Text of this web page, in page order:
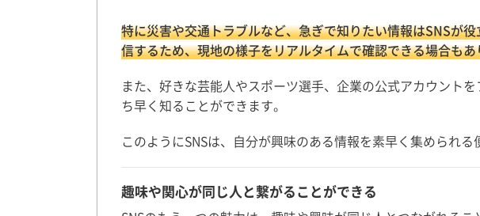
特に災害や交通トラブルなど、急ぎで知りたい情報はSNSが
信するため、現地の様子をリアルタイムで確認できる場合も
また、好きな芸能人やスポーツ選手、企業の公式アカウント
ち早く知ることができます。
このようにSNSは、自分が興味のある情報を素早く集められる
趣味や関心が同じ人と繋がることができる